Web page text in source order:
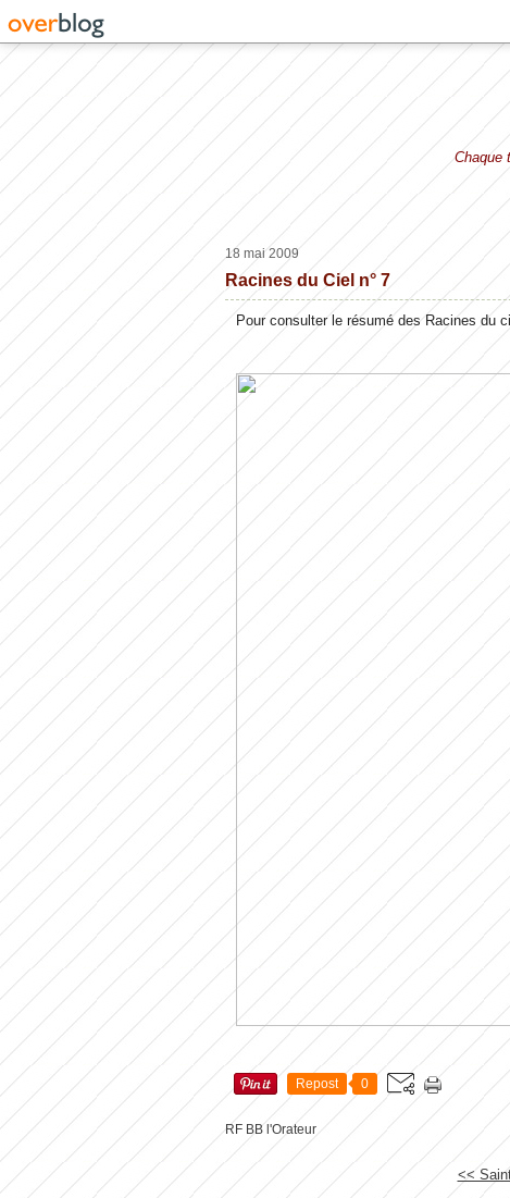
Chaque
18 mai 2009
Racines du Ciel n° 7
Pour consulter le résumé des Racines du
Repost 0
RF BB l'Orateur
<<